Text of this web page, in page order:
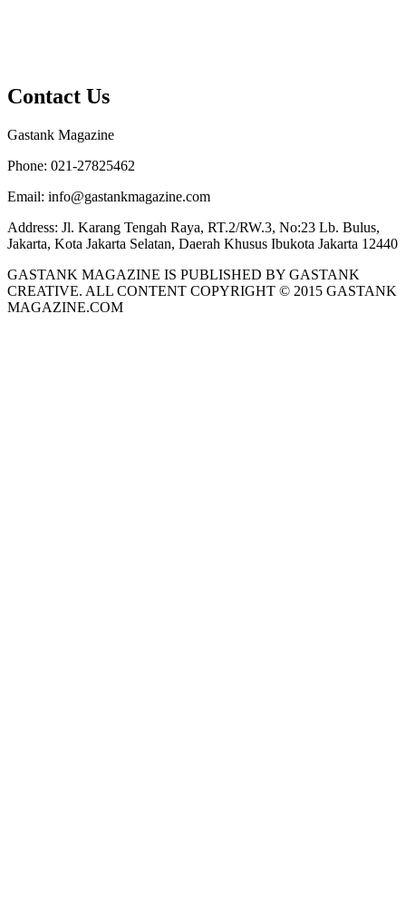
Contact Us
Gastank Magazine
Phone: 021-27825462
Email: info@gastankmagazine.com
Address: Jl. Karang Tengah Raya, RT.2/RW.3, No:23 Lb. Bulus,
Jakarta, Kota Jakarta Selatan, Daerah Khusus Ibukota Jakarta 12440
GASTANK MAGAZINE IS PUBLISHED BY GASTANK
CREATIVE. ALL CONTENT COPYRIGHT © 2015 GASTANK
MAGAZINE.COM